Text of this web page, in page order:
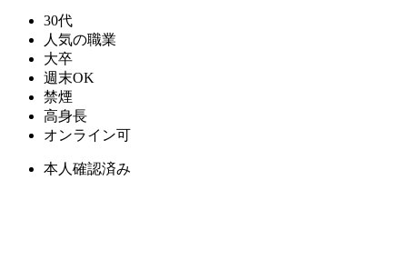
30代
人気の職業
大卒
週末OK
禁煙
高身長
オンライン可
本人確認済み